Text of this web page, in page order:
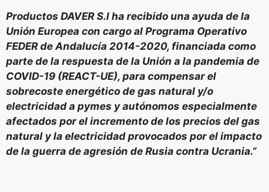
Productos DAVER S.l ha recibido una ayuda de la
Unión Europea con cargo al Programa Operativo
FEDER de Andalucía 2014-2020, financiada como
parte de la respuesta de la Unión a la pandemia de
COVID-19 (REACT-UE), para compensar el
sobrecoste energético de gas natural y/o
electricidad a pymes y autónomos especialmente
afectados por el incremento de los precios del gas
natural y la electricidad provocados por el impacto
de la guerra de agresión de Rusia contra Ucrania.”